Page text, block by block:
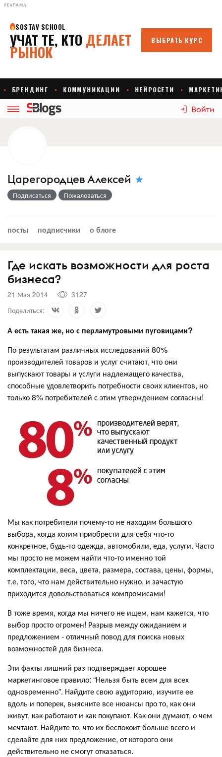
РЕКЛАМА
Войти
Царегородцев Алексей
Подписаться Пожаловаться
посты подписчики о блоге
Где искать возможности для роста
бизнеса?
21 Мая 2014
3127
Поделиться:
А есть такая же, но с перламутровыми пуговицами?
По результатам различных исследований 80%
производителей товаров и услуг считают, что они
выпускают товары и услуги надлежащего качества,
способные удовлетворить потребности своих клиентов, но
только 8% потребителей с этим утверждением согласны!
Мы как потребители почему-то не находим большого
выбора, когда хотим приобрести для себя что-то
конкретное, будь-то одежда, автомобили, еда, услуги. Часто
мы просто не можем найти что-то именно той
комплектации, веса, цвета, размера, состава, цены, формы,
т.е. того, что нам действительно нужно, и зачастую
приходится довольствоваться компромисами!
В тоже время, когда мы ничего не ищем, нам кажется, что
выбор просто огромен! Разрыв между ожиданием и
предложением - отличный повод для поиска новых
возможностей для бизнеса.
Эти факты лишний раз подтверждает хорошее
маркетинговое правило: “Нельзя быть всем для всех
одновременно”. Найдите свою аудиторию, изучите ее
вдоль и поперек, выясните все нюансы про то, как они
живут, как работают и как покупают. Как они думают, о чем
мечтают. Найдите то, что их беспокоит больше всего и
сделайте для них предложение, от которого они
действительно не смогут отказаться.